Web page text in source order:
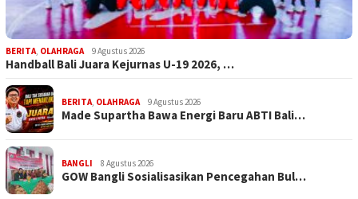
BERITA OLAHRAGA 9 Agustus 2026
Handball Bali Juara Kejurnas U-19 2026, …
BERITA OLAHRAGA 9 Agustus 2026
Made Supartha Bawa Energi Baru ABTI Bali…
BANGLI 8 Agustus 2026
GOW Bangli Sosialisasikan Pencegahan Bul…